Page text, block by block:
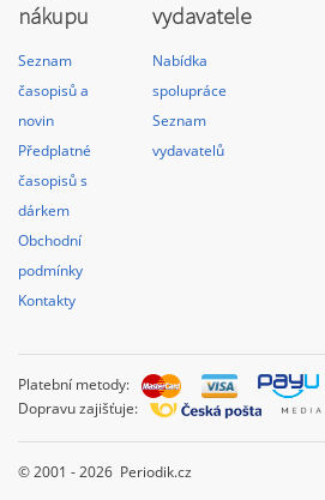
nákupu
Seznam
časopisů a
novin
Předplatné
časopisů s
dárkem
Obchodní
podmínky
Kontakty
vydavatele
Nabídka
spolupráce
Seznam
vydavatelů
Platební metody:
Dopravu zajišťuje:
© 2001 - 2026 Periodik.cz